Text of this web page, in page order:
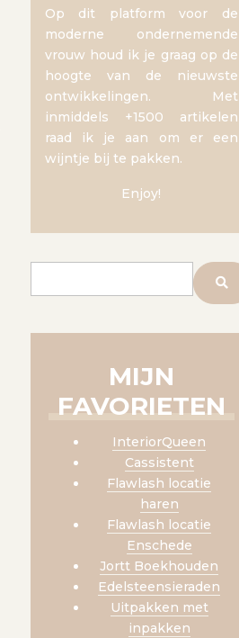
Op dit platform voor de
moderne ondernemende
vrouw houd ik je graag op de
hoogte van de nieuwste
ontwikkelingen. Met
inmiddels +1500 artikelen
raad ik je aan om er een
wijntje bij te pakken.
Enjoy!
MIJN
FAVORIETEN
InteriorQueen
Cassistent
Flawlash locatie
haren
Flawlash locatie
Enschede
Jortt Boekhouden
Edelsteensieraden
Uitpakken met
inpakken